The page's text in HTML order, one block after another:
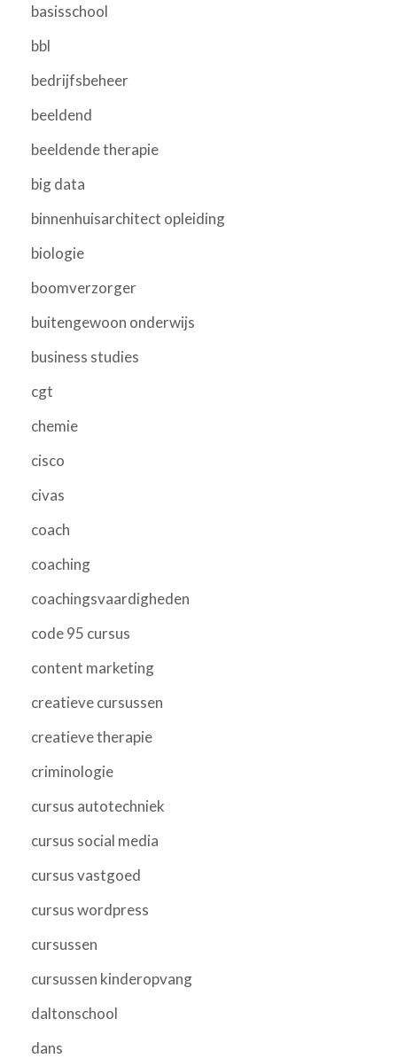
basisschool
bbl
bedrijfsbeheer
beeldend
beeldende therapie
big data
binnenhuisarchitect opleiding
biologie
boomverzorger
buitengewoon onderwijs
business studies
cgt
chemie
cisco
civas
coach
coaching
coachingsvaardigheden
code 95 cursus
content marketing
creatieve cursussen
creatieve therapie
criminologie
cursus autotechniek
cursus social media
cursus vastgoed
cursus wordpress
cursussen
cursussen kinderopvang
daltonschool
dans